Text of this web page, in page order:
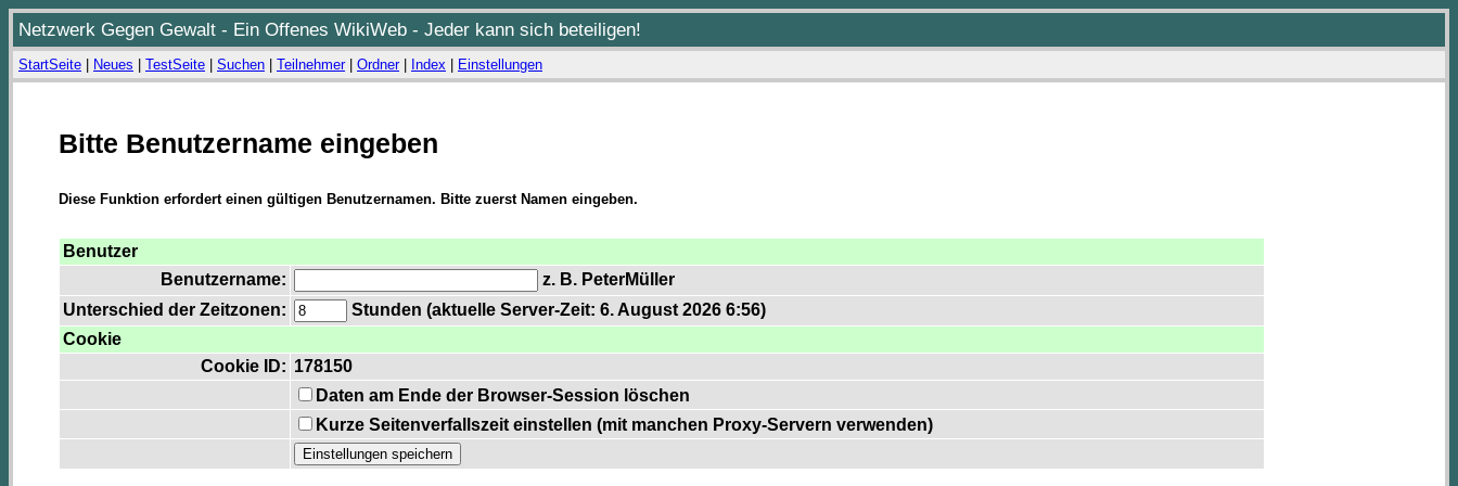
Netzwerk Gegen Gewalt - Ein Offenes WikiWeb - Jeder kann sich beteiligen!
StartSeite Neues TestSeite Suchen Teilnehmer| Ordner| Index Einstellungen
Bitte Benutzername eingeben
Diese Funktion erfordert einen gültigen Benutzernamen. Bitte zuerst Namen eingeben.
Benutzer
Benutzername:
z. B. PeterMüller
Unterschied der Zeitzonen:
Stunden (aktuelle Server-Zeit: 6. August 2026 6:56)
Cookie
Cookie ID: 178150
Daten am Ende der Browser-Session löschen
Kurze Seitenverfallszeit einstellen (mit manchen Proxy-Servern verwenden)